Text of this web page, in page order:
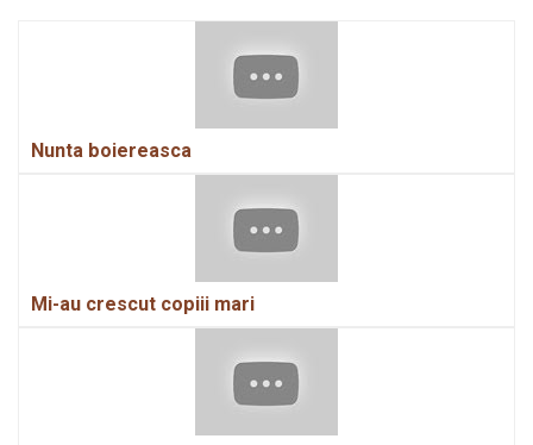
Nunta boiereasca
Mi-au crescut copiii mari